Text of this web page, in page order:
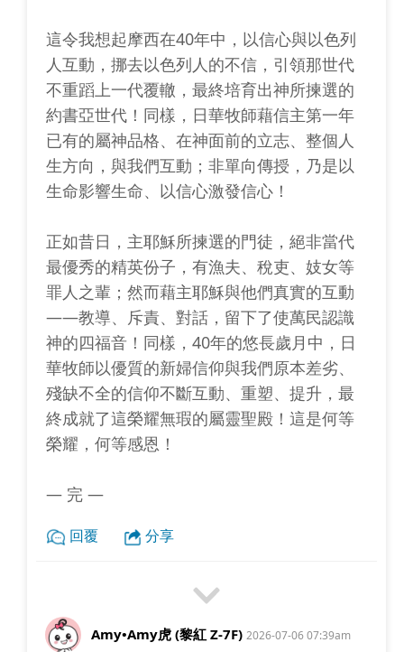
這令我想起摩西在40年中，以信心與以色列
人互動，挪去以色列人的不信，引領那世代
不重蹈上一代覆轍，最終培育出神所揀選的
約書亞世代！同樣，日華牧師藉信主第一年
已有的屬神品格、在神面前的立志、整個人
生方向，與我們互動；非單向傳授，乃是以
生命影響生命、以信心激發信心！
正如昔日，主耶穌所揀選的門徒，絕非當代
最優秀的精英份子，有漁夫、稅吏、妓女等
罪人之輩；然而藉主耶穌與他們真實的互動
——教導、斥責、對話，留下了使萬民認識
神的四福音！同樣，40年的悠長歲月中，日
華牧師以優質的新婦信仰與我們原本差劣、
殘缺不全的信仰不斷互動、重塑、提升，最
終成就了這榮耀無瑕的屬靈聖殿！這是何等
榮耀，何等感恩！
— 完 —
回覆 分享
Amy•Amy虎 (黎紅 Z-7F) 2026-07-06 07:39am